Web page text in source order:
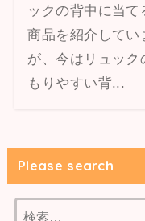
ックの背中に当て
商品を紹介してい
が、今はリュック
もりやすい背...
Please search